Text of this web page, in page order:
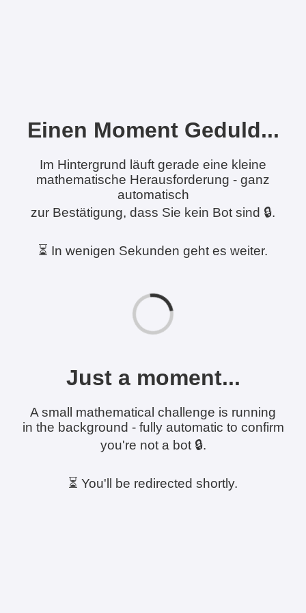
Einen Moment Geduld...
Im Hintergrund läuft gerade eine kleine
mathematische Herausforderung - ganz
automatisch
zur Bestätigung, dass Sie kein Bot sind 🔒.
⏳ In wenigen Sekunden geht es weiter.
Just a moment...
A small mathematical challenge is running
in the background - fully automatic to confirm
you're not a bot 🔒.
⏳ You'll be redirected shortly.